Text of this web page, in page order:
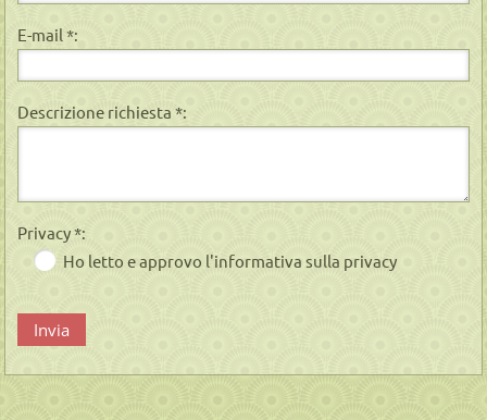
E-mail *:
Descrizione richiesta *:
Privacy *:
Ho letto e approvo l'informativa sulla privacy